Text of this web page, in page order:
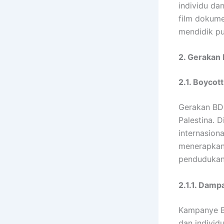
individu
film
mendidik
2.
2.1.
Gerakan
Palestina.
2.1.1.
Kampanye